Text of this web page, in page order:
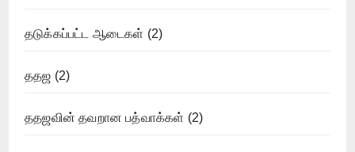
தடுக்கப்பட்ட ஆடைகள் (2)
ததஜ (2)
ததஜவின் தவறான பத்வாக்கள் (2)